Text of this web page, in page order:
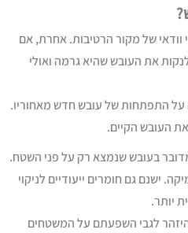
וודאי של מקור הרטיבות. אחרת, אם
את העובש שהיא גרמה ואולי
התפתחות של עובש חדש מאחוריו.
העובש הקיים.
בעובש שנמצא רק על פני השטח.
ישנם גם חומרים ייעודיים לניקוי
יותר.
לגבי השפעתם על המשטחים